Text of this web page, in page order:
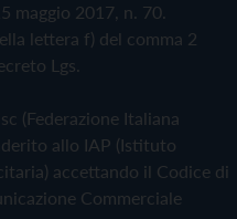
maggio 2017, n. 70.
lettera f) del comma 2
Lgs.
(Federazione Italiana
allo IAP (Istituto
accettando il Codice di
Commerciale